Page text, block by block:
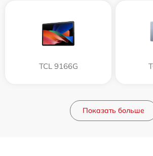
TCL 9166G
Показать больше